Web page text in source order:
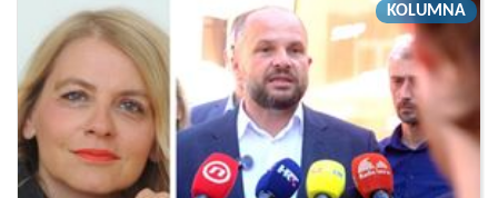
KOLUMNA